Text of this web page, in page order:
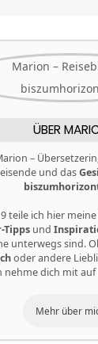
ÜBER
–
und das
teile ich hier meine
Tipps und
unterwegs sind.
oder andere
nehme dich mit
Mehr über